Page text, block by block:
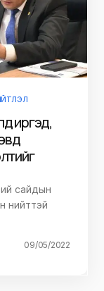
иргэд,
сайдын
нийттэй
09/05/2022